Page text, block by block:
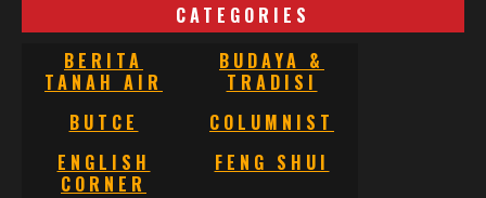
CATEGORIES
BERITA
TANAH AIR
BUDAYA &
TRADISI
BUTCE
COLUMNIST
ENGLISH
CORNER
FENG SHUI